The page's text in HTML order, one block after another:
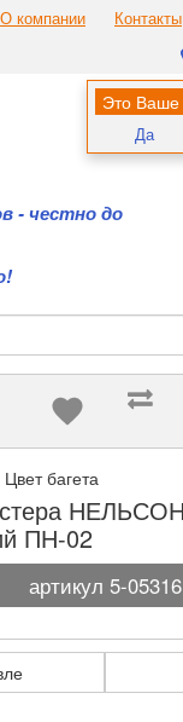
О компании Контакты
Это Ваше
Да
- честно до
Цвет багета
ПН-02
артикул 5-05316